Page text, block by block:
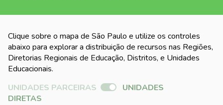
Clique sobre o mapa de São Paulo e utilize os controles
abaixo para explorar a distribuição de recursos nas Regiões,
Diretorias Regionais de Educação, Distritos, e Unidades
Educacionais.
UNIDADES PARCEIRAS
UNIDADES
DIRETAS